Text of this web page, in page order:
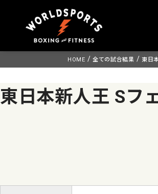
to
HOME / 全ての試合結果 / 東日
東日本新人王 Sフ